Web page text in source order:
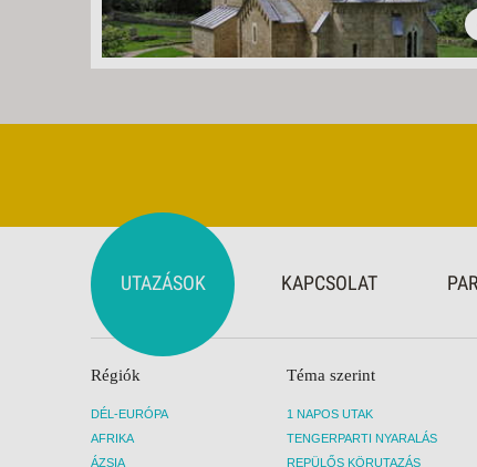
UTAZÁSOK KAPCSOLAT
Régiók
DÉL-EURÓPA
AFRIKA
ÁZSIA
Téma szerint
1 NAPOS UTAK
TENGERPARTI NYARALÁS
REPÜLŐS KÖRUTAZÁS